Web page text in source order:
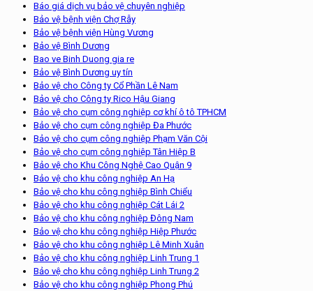
Báo giá dịch vụ bảo vệ chuyên nghiệp
Bảo vệ bệnh viện Chợ Rẫy
Bảo vệ bệnh viện Hùng Vương
Bảo vệ Bình Dương
Bao ve Binh Duong gia re
Bảo vệ Bình Dương uy tín
Bảo vệ cho Công ty Cổ Phần Lê Nam
Bảo vệ cho Công ty Rico Hậu Giang
Bảo vệ cho cụm công nghiệp cơ khí ô tô TPHCM
Bảo vệ cho cụm công nghiệp Đa Phước
Bảo vệ cho cụm công nghiệp Phạm Văn Cội
Bảo vệ cho cụm công nghiệp Tân Hiệp B
Bảo vệ cho Khu Công Nghệ Cao Quận 9
Bảo vệ cho khu công nghiệp An Hạ
Bảo vệ cho khu công nghiệp Bình Chiểu
Bảo vệ cho khu công nghiệp Cát Lái 2
Bảo vệ cho khu công nghiệp Đông Nam
Bảo vệ cho khu công nghiệp Hiệp Phước
Bảo vệ cho khu công nghiệp Lê Minh Xuân
Bảo vệ cho khu công nghiệp Linh Trung 1
Bảo vệ cho khu công nghiệp Linh Trung 2
Bảo vệ cho khu công nghiệp Phong Phú